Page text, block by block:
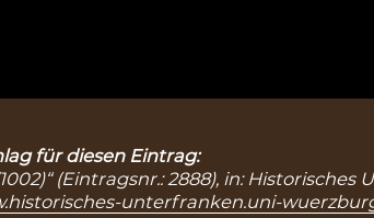
für diesen Eintrag:
(Eintragsnr.: 2888), in:
unterfranken.uni-